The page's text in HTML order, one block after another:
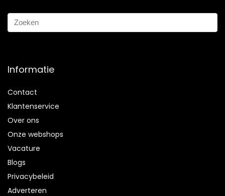
Informatie
Contact
Klantenservice
Over ons
Onze webshops
Vacature
Blogs
Privacybeleid
Adverteren